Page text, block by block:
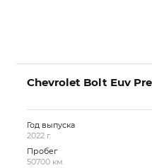
Chevrolet Bolt Euv
Год выпуска
2022 г.
Пробег
50700 км.